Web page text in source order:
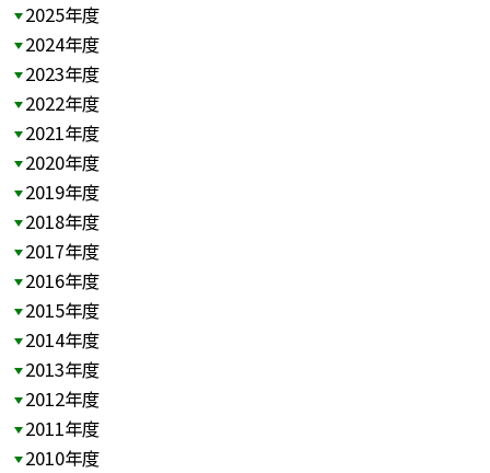
2025年度
2024年度
2023年度
2022年度
2021年度
2020年度
2019年度
2018年度
2017年度
2016年度
2015年度
2014年度
2013年度
2012年度
2011年度
2010年度